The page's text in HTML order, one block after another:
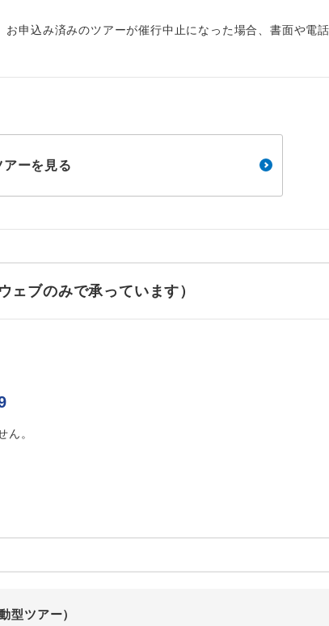
申込み済みのツアーが催行中止になった場合、書面や電
ーを見る
ェブのみで承っています）
ん。
ツアー）
ひとり様限定でご参加いただけるコースです。